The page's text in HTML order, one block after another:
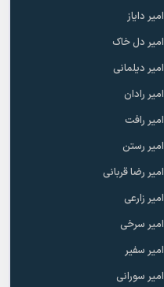
امیر دایاز
امیر دل خاک
امیر دیلمانی
امیر رادان
امیر رافت
امیر رستن
امیر رضا قربانی
امیر زارعی
امیر سرخی
امیر سفیر
امیر سورانی